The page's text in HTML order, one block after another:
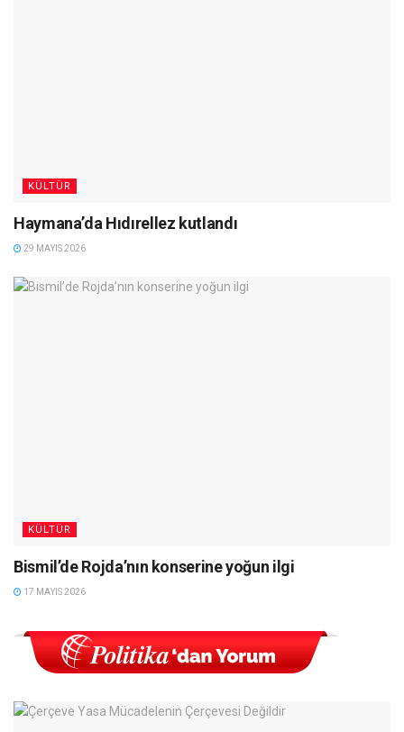
KÜLTÜR
Haymana’da Hıdırellez kutlandı
29 MAYIS 2026
KÜLTÜR
Bismil’de Rojda’nın konserine yoğun ilgi
17 MAYIS 2026